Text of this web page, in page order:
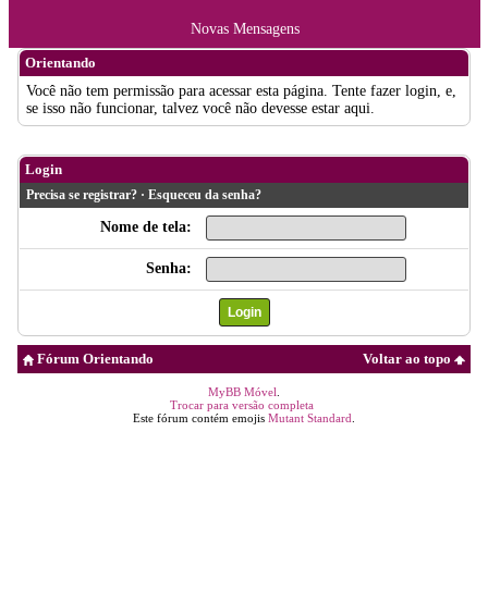
Novas Mensagens
Orientando
Você não tem permissão para acessar esta página. Tente fazer login, e,
se isso não funcionar, talvez você não devesse estar aqui.
Login
Precisa se registrar? · Esqueceu da senha?
Nome de tela:
Senha:
Voltar ao topo
Fórum Orientando
MyBB Móvel
Trocar para versão completa
Este fórum contém emojis Mutant Standard